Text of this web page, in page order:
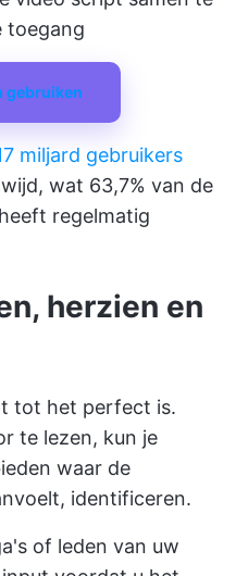
toegang
gebruiken
miljard gebruikers
wat 63,7% van de
regelmatig
herzien en
tot het perfect is.
te lezen, kun je
waar de
identificeren.
of leden van uw